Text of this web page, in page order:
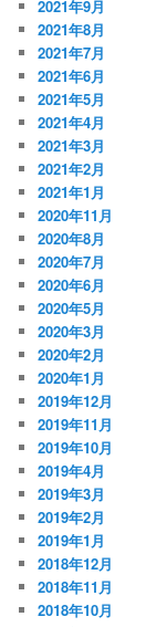
2021年9月
2021年8月
2021年7月
2021年6月
2021年5月
2021年4月
2021年3月
2021年2月
2021年1月
2020年11月
2020年8月
2020年7月
2020年6月
2020年5月
2020年3月
2020年2月
2020年1月
2019年12月
2019年11月
2019年10月
2019年4月
2019年3月
2019年2月
2019年1月
2018年12月
2018年11月
2018年10月